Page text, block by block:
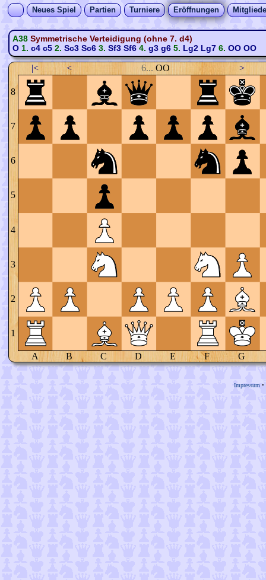
Neues Spiel Partien Turniere Eröffnungen
A38 Symmetrische Verteidigung (ohne 7. d4)
O1. c4 c52. Sc3 Sc63. Sf3 Sf64. g3 g65. Lg2 Lg76. OO OO
|< < 6... OO >
8
7
6
5
4
3
2
1
A B C D E F G
Impressum •